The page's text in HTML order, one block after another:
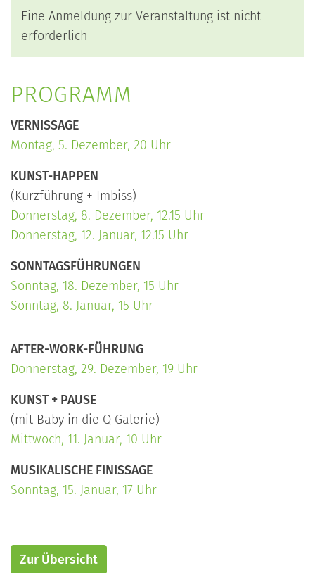
Eine Anmeldung zur Veranstaltung ist nicht
erforderlich
PROGRAMM
VERNISSAGE
Montag, 5. Dezember, 20 Uhr
KUNST-HAPPEN
(Kurzführung + Imbiss)
Donnerstag, 8. Dezember, 12.15 Uhr
Donnerstag, 12. Januar, 12.15 Uhr
SONNTAGSFÜHRUNGEN
Sonntag, 18. Dezember, 15 Uhr
Sonntag, 8. Januar, 15 Uhr
AFTER-WORK-FÜHRUNG
Donnerstag, 29. Dezember, 19 Uhr
KUNST + PAUSE
(mit Baby in die Q Galerie)
Mittwoch, 11. Januar, 10 Uhr
MUSIKALISCHE FINISSAGE
Sonntag, 15. Januar, 17 Uhr
Zur Übersicht